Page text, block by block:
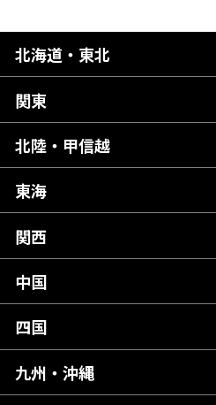
北海道・東北
北海道
青森県
秋田県
岩手県
宮城県
福島県
関東
茨城県
栃木県
群馬県
千葉県
東京都
神奈川県
北陸・甲信越
新潟県
富山県
石川県
山梨県
長野県
東海
岐阜県
静岡県
愛知県
関西
滋賀県
京都府
大阪府
中国
広島県
岡山県
四国
愛媛県
九州・沖縄